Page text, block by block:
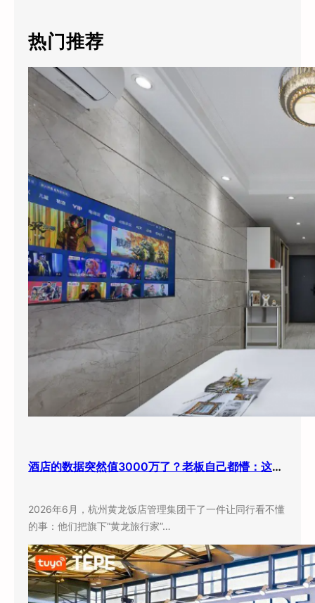
c
h
热门推荐
酒店的数据突然值3000万了？老板自己都懵：这玩意儿还能卖钱？
2026年6月，杭州黄龙饭店管理集团干了一件让同行看不懂
的事：他们把旗下”黄龙旅行家”…